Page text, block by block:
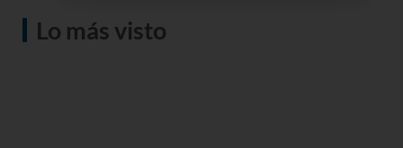
Lo más visto